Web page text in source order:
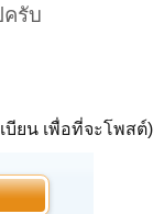
ครับ
ยน เพื่อที่จะโพสต์)